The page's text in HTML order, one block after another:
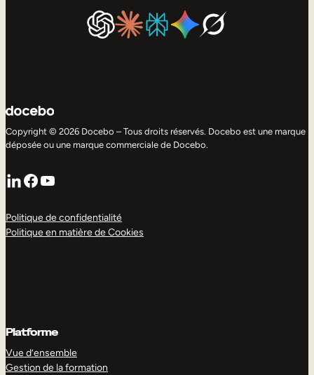
Copyright © 2026 Docebo – Tous droits réservés. Docebo est une marque
déposée ou une marque commerciale de Docebo.
LinkedIn
Facebook
YouTube
Politique de confidentialité
Politique en matière de Cookies
Platforme
Vue d’ensemble
Gestion de la formation